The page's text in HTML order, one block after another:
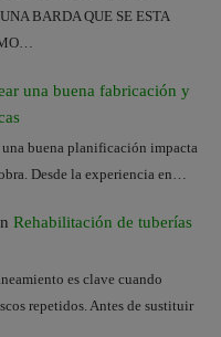
BARDA QUE SE ESTA
una buena fabricación y
buena planificación impacta
Desde la experiencia en…
Rehabilitación de tuberías
es clave cuando
repetidos. Antes de sustituir